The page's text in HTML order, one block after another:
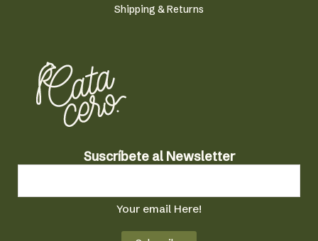
Shipping & Returns
N
e
s
l
e
Suscríbete al Newsletter
Your email Here!